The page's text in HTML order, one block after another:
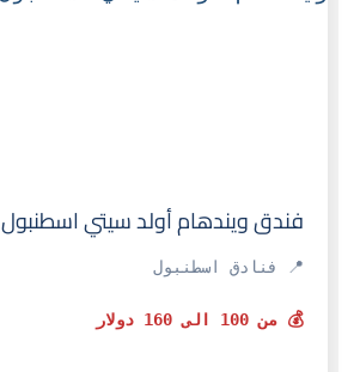
فندق ويندهام أولد سيتي اسطنبول
📍 فنادق اسطنبول
💰 من 100 الى 160 دولار